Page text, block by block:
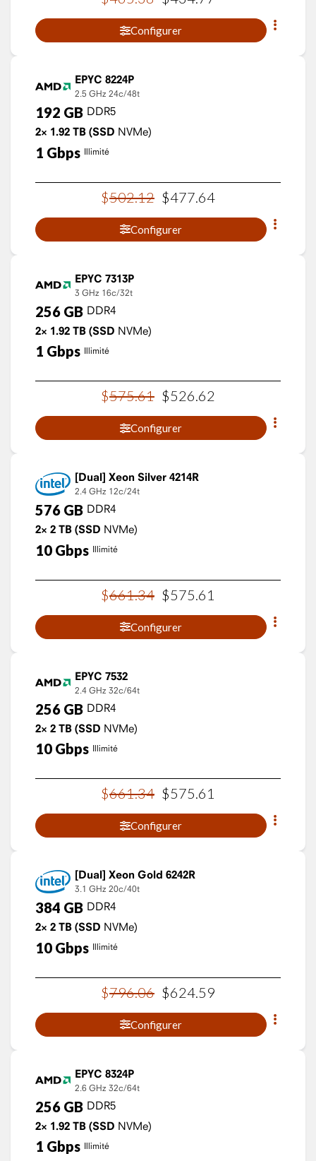
Configurer
EPYC 8224P
2.5 GHz 24c/48t
192 GB DDR5
2× 1.92 TB (SSD NVMe)
1 Gbps Illimité
$502.12 $477 64
Configurer
EPYC 7313P
3 GHz 16c/32t
256 GB DDR4
2× 1.92 TB (SSD NVMe)
1 Gbps Illimité
$575.61 $526.62
Configurer
Xeon Silver 4214R
2.4 GHz 12c/24t
576 GB DDR4
2× 2 TB (SSD NVMe)
10 Gbps Illimité
$661.34 $575 61
Configurer
EPYC 7532
2.4 GHz 32c/64t
256 GB DDR4
2× 2 TB (SSD NVMe)
10 Gbps Illimité
$661.34 $575.61
Configurer
Xeon Gold 6242R
3.1 GHz 20c/40t
384 GB DDR4
2× 2 TB (SSD NVMe)
10 Gbps Illimité
$796.06 $624 59
Configurer
EPYC 8324P
2.6 GHz 32c/64t
256 GB DDR5
2× 1.92 TB (SSD NVMe)
1 Gbps Illimité